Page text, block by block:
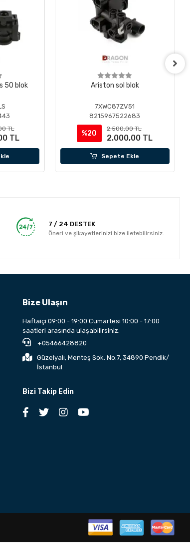
50 blok
TL
TL
Ariston sol blok
7XWC87ZV51
8215967522683
%20
2.500,00 TL
2.000,00 TL
Sepete Ekle
7 / 24 DESTEK
Öneri ve şikayetlerinizi bize iletebilirsiniz.
Bize Ulaşın
Haftaiçi 09:00 - 19:00 Cumartesi 10:00 - 17:00
saatleri arasında ulaşabilirsiniz.
+05466428820
Güzelyalı, Menteş Sok. No:7, 34890 Pendik/
İstanbul
Bizi Takip Edin